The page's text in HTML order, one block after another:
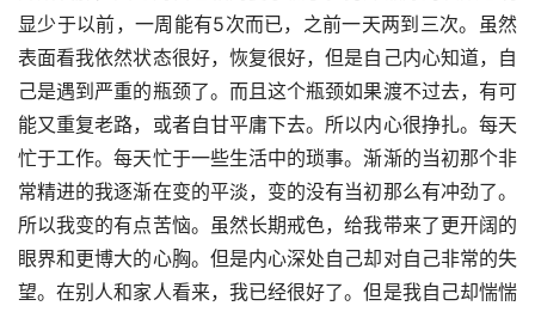
显少于以前，一周能有5次而已，之前一天两到三次。虽然
表面看我依然状态很好，恢复很好，但是自己内心知道，自
己是遇到严重的瓶颈了。而且这个瓶颈如果渡不过去，有可
能又重复老路，或者自甘平庸下去。所以内心很挣扎。每天
忙于工作。每天忙于一些生活中的琐事。渐渐的当初那个非
常精进的我逐渐在变的平淡，变的没有当初那么有冲劲了。
所以我变的有点苦恼。虽然长期戒色，给我带来了更开阔的
眼界和更博大的心胸。但是内心深处自己却对自己非常的失
望。在别人和家人看来，我已经很好了。但是我自己却惴惴